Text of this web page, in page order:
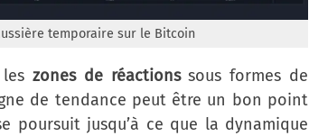
temporaire sur le Bitcoin
leszones de réactionssous formes de
de tendance peut être un bon point
poursuit jusqu’à ce que la dynamique